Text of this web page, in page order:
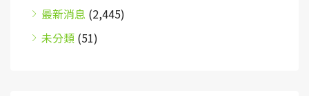
最新消息 (2,445)
未分類 (51)